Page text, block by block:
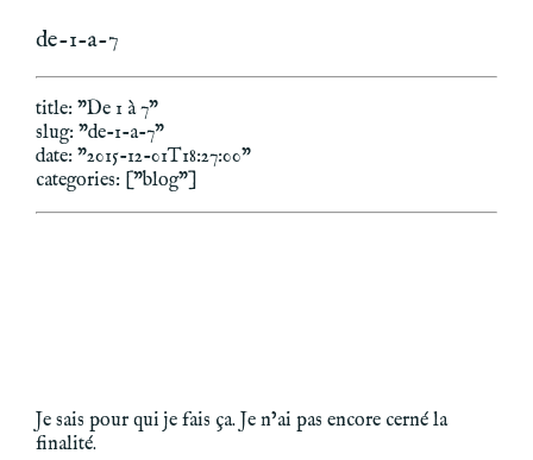
de-1-a-7
title: "De 1 à 7"
slug: "de-1-a-7"
date: "2015-12-01T18:27:00"
categories: ["blog"]
Je sais pour qui je fais ça. Je n’ai pas encore cerné la
finalité.